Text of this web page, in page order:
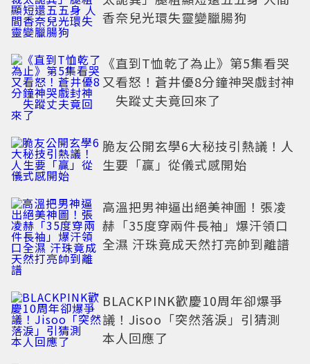
香奈兒光環失靈變臘腸狗
《直到T恤乾了為止》第5集看哭
又看怒！蒼井優8分鐘神哭戲封神
失蹤丈夫竟回來了
脆友公開玄學6大秘技引熱議！人
生要「贏」從儀式感開始
高溫把男神逼出絕美神圖！張凌
赫「35度穿兩件長袖」爆汗領口
全濕 汗珠竟成天然打亮帥到離譜
BLACKPINK歡慶10周年卻爆爭
議！Jisoo「突然落淚」引猜測
本人回應了